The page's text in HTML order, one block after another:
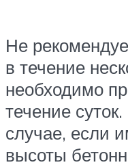
Не
в течение
необходимо
течение
случае, если
высоты